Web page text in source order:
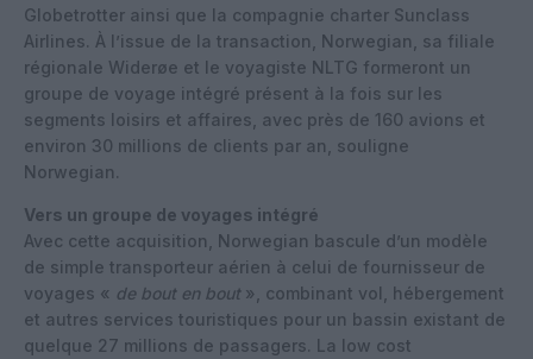
Globetrotter ainsi que la compagnie charter Sunclass
Airlines. À l’issue de la transaction, Norwegian, sa filiale
régionale Widerøe et le voyagiste NLTG formeront un
groupe de voyage intégré présent à la fois sur les
segments loisirs et affaires, avec près de 160 avions et
environ 30 millions de clients par an, souligne
Norwegian.
Vers un groupe de voyages intégré
Avec cette acquisition, Norwegian bascule d’un modèle
de simple transporteur aérien à celui de fournisseur de
voyages « de bout en bout », combinant vol, hébergement
et autres services touristiques pour un bassin existant de
quelque 27 millions de passagers. La low cost